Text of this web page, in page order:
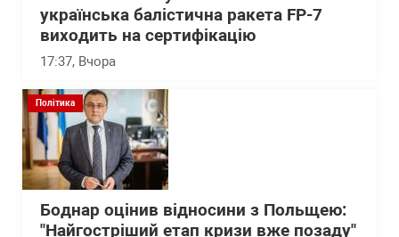
українська балістична ракета FP-7
виходить на сертифікацію
17:37, Вчора
Політика
Боднар оцінив відносини з Польщею:
"Найгостріший етап кризи вже позаду"